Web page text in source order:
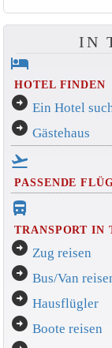
IN
hotel
HOTEL FINDEN
arrow_circle_right Ein Hotel
arrow_circle_right Gästehaus
flight_takeoff
PASSENDE
directions_bus_filled
TRANSPORT IN
arrow_circle_right Zug reisen
arrow_circle_right Bus/Van
arrow_circle_right Hausflügler
arrow_circle_right Boote reisen